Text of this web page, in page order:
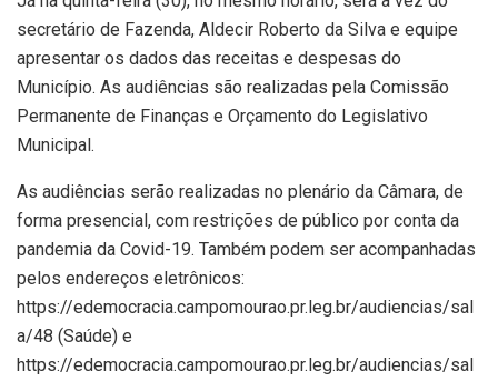
secretário de Fazenda, Aldecir Roberto da Silva e equipe
apresentar os dados das receitas e despesas do
Município. As audiências são realizadas pela Comissão
Permanente de Finanças e Orçamento do Legislativo
Municipal.
As audiências serão realizadas no plenário da Câmara, de
forma presencial, com restrições de público por conta da
pandemia da Covid-19. Também podem ser acompanhadas
pelos endereços eletrônicos:
https://edemocracia.campomourao.pr.leg.br/audiencias/sal
a/48 (Saúde) e
https://edemocracia.campomourao.pr.leg.br/audiencias/sal